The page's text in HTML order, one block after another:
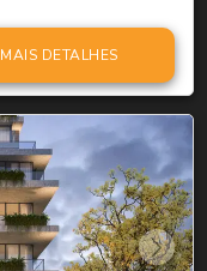
MAIS DETALHES